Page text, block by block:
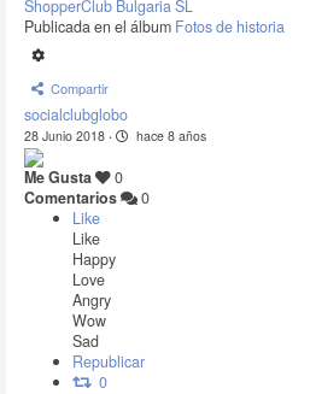
ShopperClub Bulgaria SL
Publicada en el álbum Fotos de historia
Compartir
socialclubglobo
28 Junio 2018 · hace 8 años
Me Gusta
0
Comentarios
0
Like
Like
Happy
Love
Angry
Wow
Sad
Republicar
0